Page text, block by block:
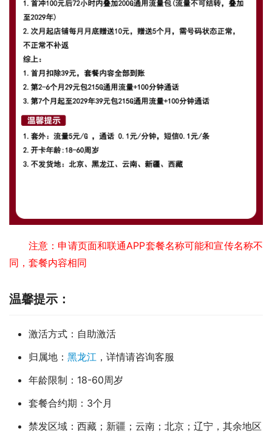
注意：申请页面和联通APP套餐名称可能和宣传名称不
同，套餐内容相同
温馨提示：
激活方式：自助激活
归属地： 黑龙江 ，详情请咨询客服
年龄限制：18-60周岁
套餐合约期：3个月
禁发区域：西藏；新疆；云南；北京；辽宁，其余地区